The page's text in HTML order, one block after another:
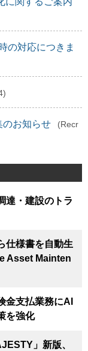
の対応につきま
のお知らせ
(Recr
達・建設のトラ
仕様書を自動生
Asset Mainten
金支払業務にAI
を強化
」新版、